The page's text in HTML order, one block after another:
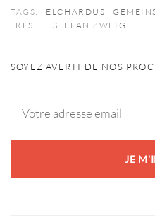
TAGS: ELCHARDUS
RESET
STEFAN ZWEIG
SOYEZ AVERTI DE NOS